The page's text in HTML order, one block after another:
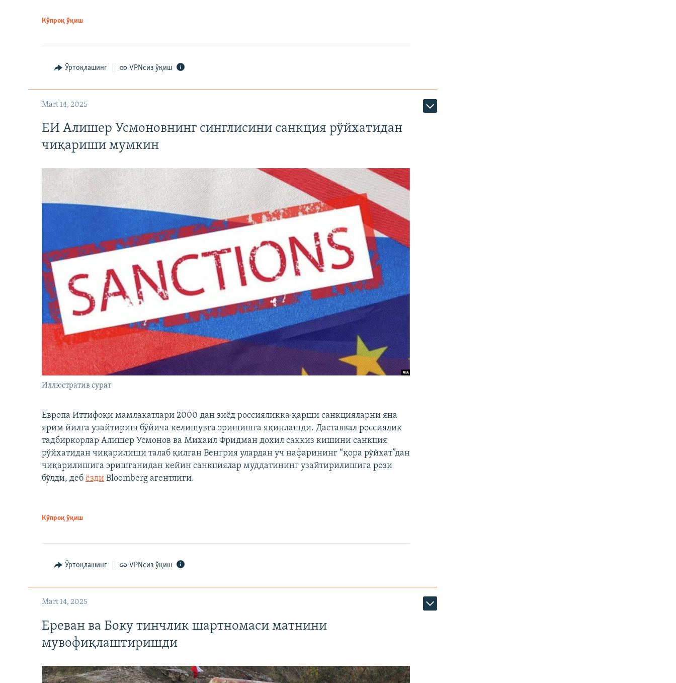
Кўпроқ ўқиш
Ўртоқлашинг VPNсиз ўқиш
Mart 14, 2025
ЕИ Алишер Усмоновнинг синглисини санкция рўйхатидан
чиқариши мумкин
Иллюстратив сурат
Европа Иттифоқи мамлакатлари 2000 дан зиёд россияликка қарши санкцияларни яна
ярим йилга узайтириш бўйича келишувга эришишга яқинлашди. Даставвал россиялик
тадбиркорлар Алишер Усмонов ва Михаил Фридман дохил саккиз кишини санкция
рўйхатидан чиқарилиши талаб қилган Венгрия улардан уч нафарининг “қора рўйхат”дан
чиқарилишига эришганидан кейин санкциялар муддатининг узайтирилишига рози
бўлди, деб ёзди Bloomberg агентлиги.
Кўпроқ ўқиш
Ўртоқлашинг VPNсиз ўқиш
Mart 14, 2025
Ереван ва Боку тинчлик шартномаси матнини
мувофиқлаштиришди